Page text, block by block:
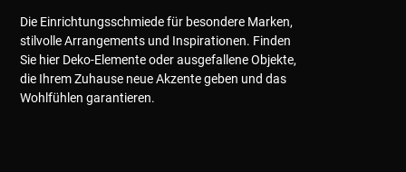
Die Einrichtungsschmiede für besondere Marken,
stilvolle Arrangements und Inspirationen. Finden
Sie hier Deko-Elemente oder ausgefallene Objekte,
die Ihrem Zuhause neue Akzente geben und das
Wohlfühlen garantieren.